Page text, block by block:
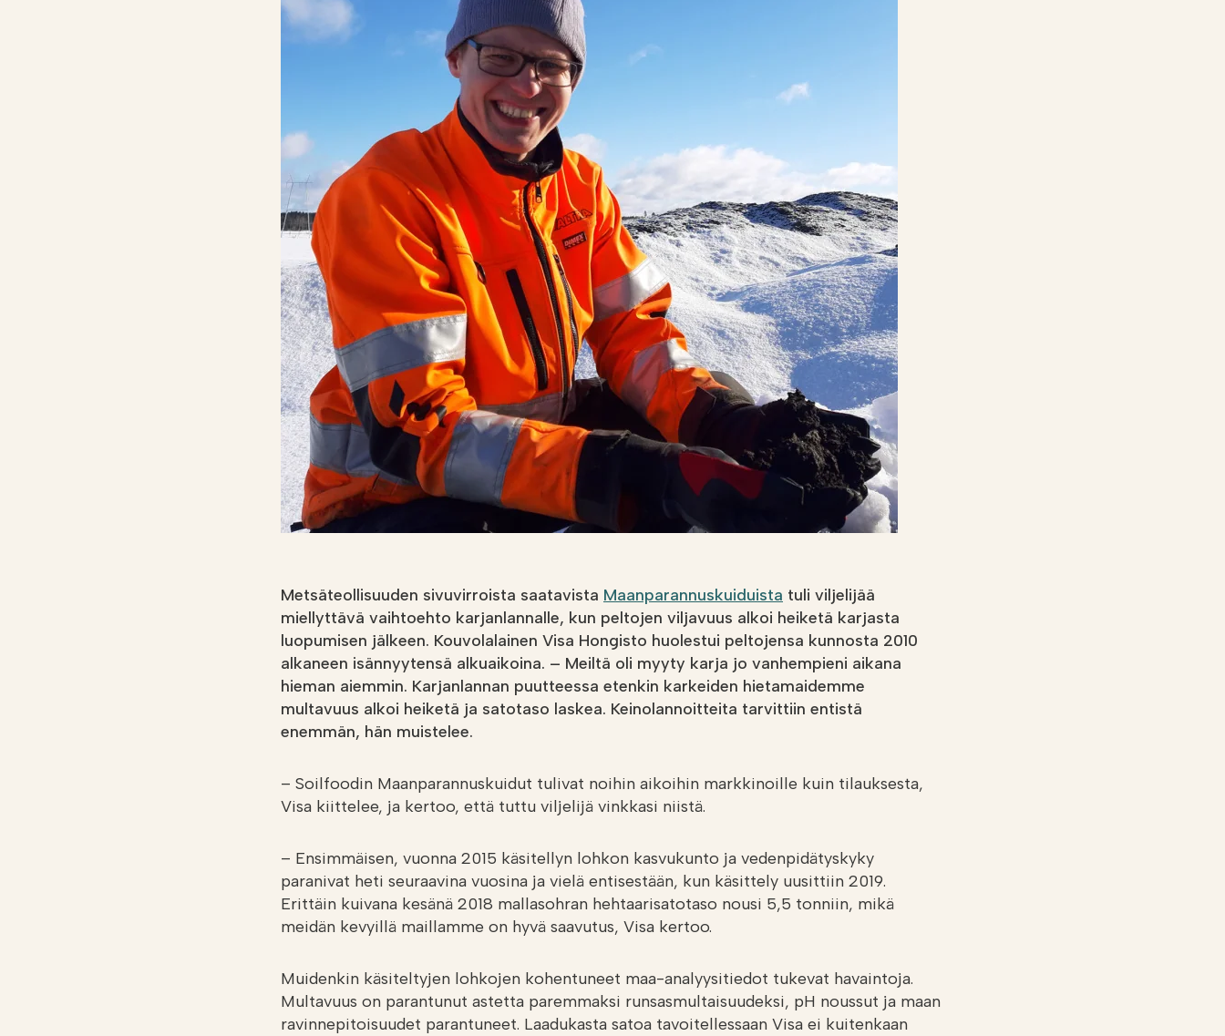
Soilfoodin
verkkokauppa
Metsäteollisuuden sivuvirroista saatavista Maanparannuskuiduista tuli viljelijää
miellyttävä vaihtoehto karjanlannalle, kun peltojen viljavuus alkoi heiketä karjasta
luopumisen jälkeen. Kouvolalainen Visa Hongisto huolestui peltojensa kunnosta 2010
alkaneen isännyytensä alkuaikoina. – Meiltä oli myyty karja jo vanhempieni aikana
hieman aiemmin. Karjanlannan puutteessa etenkin karkeiden hietamaidemme
multavuus alkoi heiketä ja satotaso laskea. Keinolannoitteita tarvittiin entistä
enemmän, hän muistelee.
– Soilfoodin Maanparannuskuidut tulivat noihin aikoihin markkinoille kuin tilauksesta,
Visa kiittelee, ja kertoo, että tuttu viljelijä vinkkasi niistä.
– Ensimmäisen, vuonna 2015 käsitellyn lohkon kasvukunto ja vedenpidätyskyky
paranivat heti seuraavina vuosina ja vielä entisestään, kun käsittely uusittiin 2019.
Erittäin kuivana kesänä 2018 mallasohran hehtaarisatotaso nousi 5,5 tonniin, mikä
meidän kevyillä maillamme on hyvä saavutus, Visa kertoo.
Muidenkin käsiteltyjen lohkojen kohentuneet maa-analyysitiedot tukevat havaintoja.
Multavuus on parantunut astetta paremmaksi runsasmultaisuudeksi, pH noussut ja maan
ravinnepitoisuudet parantuneet. Laadukasta satoa tavoitellessaan Visa ei kuitenkaan